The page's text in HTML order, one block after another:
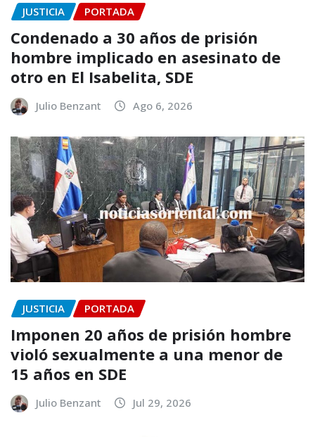
JUSTICIA PORTADA
Condenado a 30 años de prisión
hombre implicado en asesinato de
otro en El Isabelita, SDE
Julio Benzant Ago 6, 2026
JUSTICIA PORTADA
Imponen 20 años de prisión hombre
violó sexualmente a una menor de
15 años en SDE
Julio Benzant Jul 29, 2026